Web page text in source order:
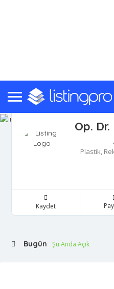
Op.
Plastik,
Kaydet
Bugün Şu Anda Açık